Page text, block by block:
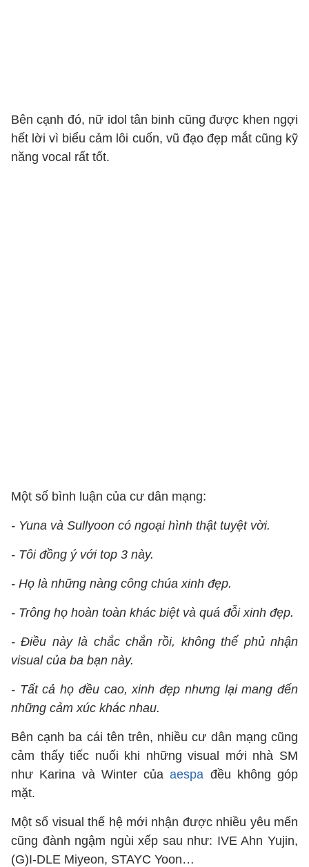
Bên cạnh đó, nữ idol tân binh cũng được khen ngợi
hết lời vì biểu cảm lôi cuốn, vũ đạo đẹp mắt cũng kỹ
năng vocal rất tốt.
Một số bình luận của cư dân mạng:
- Yuna và Sullyoon có ngoại hình thật tuyệt vời.
- Tôi đồng ý với top 3 này.
- Họ là những nàng công chúa xinh đẹp.
- Trông họ hoàn toàn khác biệt và quá đỗi xinh đẹp.
- Điều này là chắc chắn rồi, không thể phủ nhận
visual của ba bạn này.
- Tất cả họ đều cao, xinh đẹp nhưng lại mang đến
những cảm xúc khác nhau.
Bên cạnh ba cái tên trên, nhiều cư dân mạng cũng
cảm thấy tiếc nuối khi những visual mới nhà SM
như Karina và Winter củaaespa đều không góp
mặt.
Một số visual thế hệ mới nhận được nhiều yêu mến
cũng đành ngậm ngùi xếp sau như: IVE Ahn Yujin,
(G)I-DLE Miyeon, STAYC Yoon…